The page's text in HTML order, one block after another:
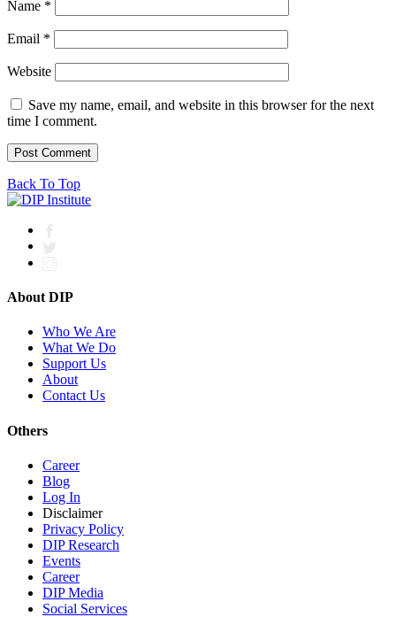
Name *
Email *
Website
Save my name, email, and website in this browser for the next
time I comment.
Back To Top
About DIP
Who We Are
What We Do
Support Us
About
Contact Us
Others
Career
Blog
Log In
Disclaimer
Privacy Policy
DIP Research
Events
Career
DIP Media
Social Services